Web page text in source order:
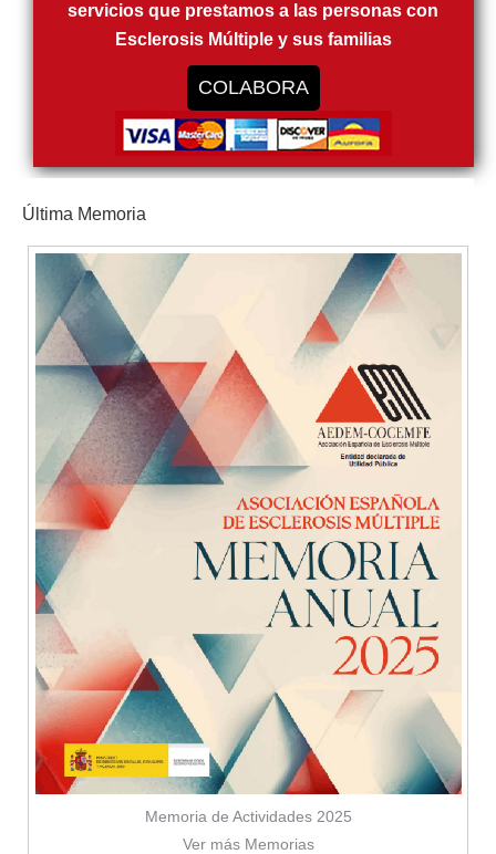
servicios que prestamos a las personas con
Esclerosis Múltiple y sus familias
COLABORA
Última Memoria
Memoria de Actividades 2025
Ver más Memorias